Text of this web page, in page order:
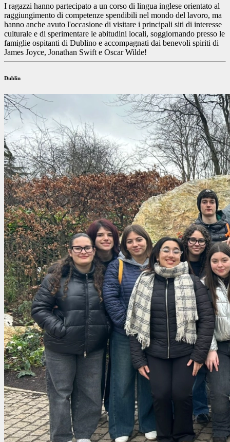
I ragazzi hanno partecipato a un corso di lingua inglese orientato al
raggiungimento di competenze spendibili nel mondo del lavoro, ma
hanno anche avuto l'occasione di visitare i principali siti di interesse
culturale e di sperimentare le abitudini locali, soggiornando presso le
famiglie ospitanti di Dublino e accompagnati dai benevoli spiriti di
James Joyce, Jonathan Swift e Oscar Wilde!
Dublin